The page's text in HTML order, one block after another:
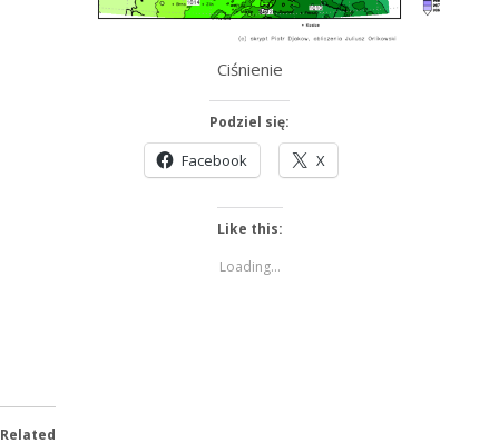
Ciśnienie
Podziel się:
Facebook X
Like this:
Loading...
Related